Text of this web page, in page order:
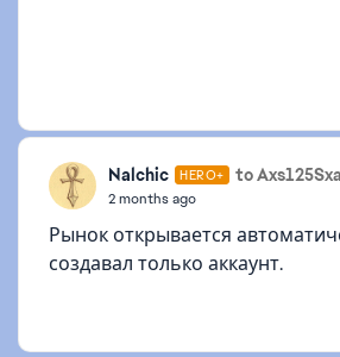
Nalchic HERO+ to
2 months ago
Рынок открывается
создавал только аккаунт.